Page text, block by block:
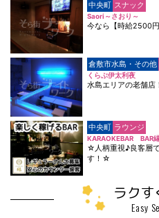
中央町 スナック
Saori～さおり～
今なら【時給2500
倉敷市水島・その他
くらぶ伊太利夜
水島エリアの老舗
中央町 ラウンジ
KARAOKEBAR BAR
☆人柄重視♪良客層
す！☆
ラク
Easy